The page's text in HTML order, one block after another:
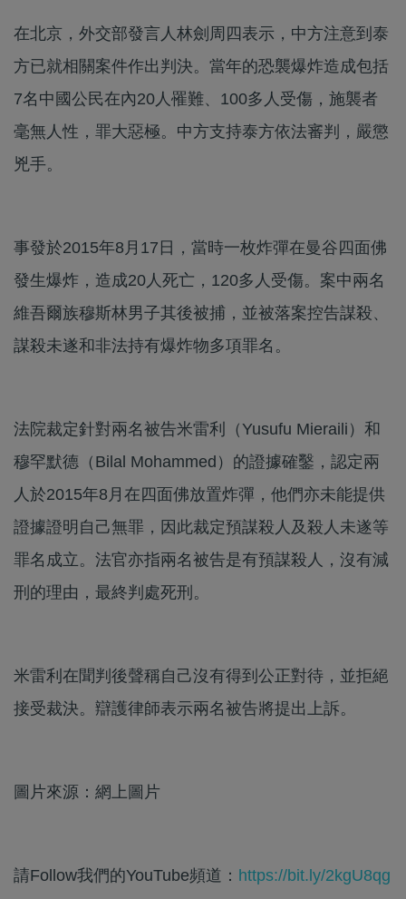
在北京，外交部發言人林劍周四表示，中方注意到泰
方已就相關案件作出判決。當年的恐襲爆炸造成包括
7名中國公民在內20人罹難、100多人受傷，施襲者
毫無人性，罪大惡極。中方支持泰方依法審判，嚴懲
兇手。
事發於2015年8月17日，當時一枚炸彈在曼谷四面佛
發生爆炸，造成20人死亡，120多人受傷。案中兩名
維吾爾族穆斯林男子其後被捕，並被落案控告謀殺、
謀殺未遂和非法持有爆炸物多項罪名。
法院裁定針對兩名被告米雷利（Yusufu Mieraili）和
穆罕默德（Bilal Mohammed）的證據確鑿，認定兩
人於2015年8月在四面佛放置炸彈，他們亦未能提供
證據證明自己無罪，因此裁定預謀殺人及殺人未遂等
罪名成立。法官亦指兩名被告是有預謀殺人，沒有減
刑的理由，最終判處死刑。
米雷利在聞判後聲稱自己沒有得到公正對待，並拒絕
接受裁決。辯護律師表示兩名被告將提出上訴。
圖片來源：網上圖片
請Follow我們的YouTube頻道： https://bit.ly/2kgU8qg